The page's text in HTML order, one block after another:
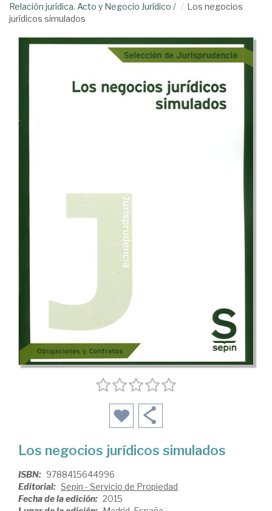
Relación jurídica. Acto y Negocio Jurídico /
Los negocios
jurídicos simulados
Los negocios jurídicos simulados
ISBN: 9788415644996
Editorial: Sepin - Servicio de Propiedad
Fecha de la edición: 2015